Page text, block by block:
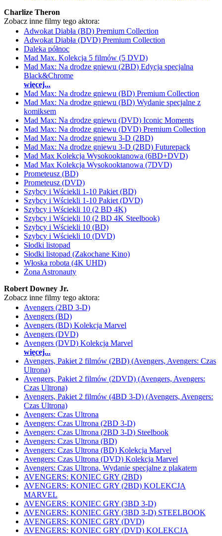
Charlize Theron
Zobacz inne filmy tego aktora:
Adwokat Diabła (BD) Premium Collection
Adwokat Diabła (DVD) Premium Collection
Daleka północ
Mad Max. Kolekcja 5 filmów (5 DVD)
Mad Max: Na drodze gniewu (2BD) Edycja specjalna
Black&Chrome
więcej...
Mad Max: Na drodze gniewu (BD) Premium Collection
Mad Max: Na drodze gniewu (BD) Wydanie specjalne z
komiksem
Mad Max: Na drodze gniewu (DVD) Iconic Moments
Mad Max: Na drodze gniewu (DVD) Premium Collection
Mad Max: Na drodze gniewu 3-D (2BD)
Mad Max: Na drodze gniewu 3-D (2BD) Futurepack
Mad Max Kolekcja Wysokooktanowa (6BD+DVD)
Mad Max Kolekcja Wysokooktanowa (7DVD)
Prometeusz (BD)
Prometeusz (DVD)
Szybcy i Wściekli 1-10 Pakiet (BD)
Szybcy i Wściekli 1-10 Pakiet (DVD)
Szybcy i Wściekli 10 (2 BD 4K)
Szybcy i Wściekli 10 (2 BD 4K Steelbook)
Szybcy i Wściekli 10 (BD)
Szybcy i Wściekli 10 (DVD)
Słodki listopad
Słodki listopad (Zakochane Kino)
Włoska robota (4K UHD)
Żona Astronauty
Robert Downey Jr.
Zobacz inne filmy tego aktora:
Avengers (2BD 3-D)
Avengers (BD)
Avengers (BD) Kolekcja Marvel
Avengers (DVD)
Avengers (DVD) Kolekcja Marvel
więcej...
Avengers, Pakiet 2 filmów (2BD) (Avengers, Avengers: Czas
Ultrona)
Avengers, Pakiet 2 filmów (2DVD) (Avengers, Avengers:
Czas Ultrona)
Avengers, Pakiet 2 filmów (4BD 3-D) (Avengers, Avengers:
Czas Ultrona)
Avengers: Czas Ultrona
Avengers: Czas Ultrona (2BD 3-D)
Avengers: Czas Ultrona (2BD 3-D) Steelbook
Avengers: Czas Ultrona (BD)
Avengers: Czas Ultrona (BD) Kolekcja Marvel
Avengers: Czas Ultrona (DVD) Kolekcja Marvel
Avengers: Czas Ultrona, Wydanie specjalne z plakatem
AVENGERS: KONIEC GRY (2BD)
AVENGERS: KONIEC GRY (2BD) KOLEKCJA
MARVEL
AVENGERS: KONIEC GRY (3BD 3-D)
AVENGERS: KONIEC GRY (3BD 3-D) STEELBOOK
AVENGERS: KONIEC GRY (DVD)
AVENGERS: KONIEC GRY (DVD) KOLEKCJA